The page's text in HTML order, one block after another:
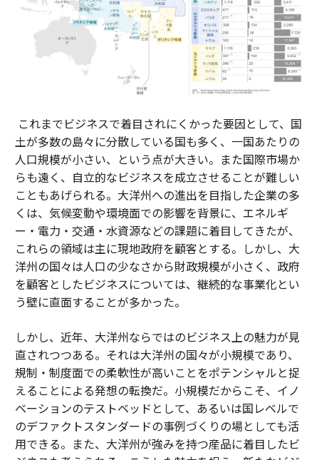
これまでビジネスで着目されにくかった要因として、国
土が多数の島々に分散している国も多く、一国あたりの
人口規模が小さい、という点が大きい。また国際市場か
らも遠く、自立的なビジネスを成立させることが難しい
こともあげられる。大洋州への進出を目指した企業の多
くは、気候変動や環境面での影響を背景に、エネルギ
ー・電力・交通・水資源などの課題に着目してきたが、
これらの領域は主に現地政府を顧客とする。しかし、大
洋州の国々は人口の少なさから財政規模が小さく、政府
を顧客としたビジネスについては、継続的な事業化とい
う壁に直面することが多かった。
しかし、近年、大洋州ならではのビジネス上の魅力が見
直されつつある。それは大洋州の国々が小規模であり、
規制・制度面での柔軟性が高いことをポテンシャルと捉
えることによる発想の転換だ。小規模だからこそ、イノ
ベーションのテストベッドとして、あるいは国レベルで
のデファクトスタンダードの事例づくりの場としても活
用できる。また、大洋州が強みを持つ産品に着目したビ